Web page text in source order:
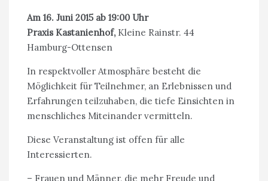
Am 16. Juni 2015 ab 19:00 Uhr
Praxis Kastanienhof, Kleine Rainstr. 44
Hamburg-Ottensen
In respektvoller Atmosphäre besteht die
Möglichkeit für Teilnehmer, an Erlebnissen und
Erfahrungen teilzuhaben, die tiefe Einsichten in
menschliches Miteinander vermitteln.
Diese Veranstaltung ist offen für alle
Interessierten.
– Frauen und Männer, die mehr Freude und